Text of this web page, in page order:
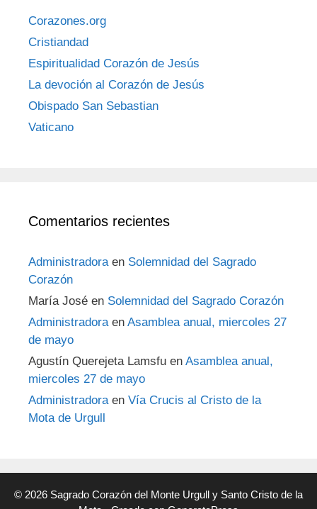
Corazones.org
Cristiandad
Espiritualidad Corazón de Jesús
La devoción al Corazón de Jesús
Obispado San Sebastian
Vaticano
Comentarios recientes
Administradora en Solemnidad del Sagrado
Corazón
María José en Solemnidad del Sagrado Corazón
Administradora en Asamblea anual, miercoles 27
de mayo
Agustín Querejeta Lamsfu en Asamblea anual,
miercoles 27 de mayo
Administradora en Vía Crucis al Cristo de la
Mota de Urgull
© 2026 Sagrado Corazón del Monte Urgull y Santo Cristo de la